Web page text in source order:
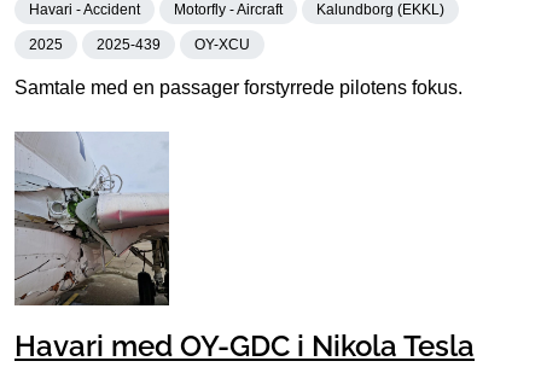
Havari - Accident Motorfly - Aircraft Kalundborg (EKKL)
2025 2025-439 OY-XCU
Samtale med en passager forstyrrede pilotens fokus.
Havari med OY-GDC i Nikola Tesla